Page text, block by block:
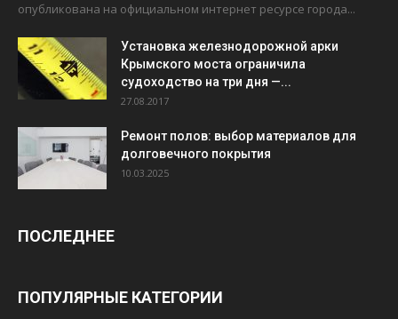
опубликована на официальном интернет ресурсе города...
Установка железнодорожной арки
Крымского моста ограничила
судоходство на три дня —...
27.08.2017
Ремонт полов: выбор материалов для
долговечного покрытия
10.03.2025
ПОСЛЕДНЕЕ
ПОПУЛЯРНЫЕ КАТЕГОРИИ